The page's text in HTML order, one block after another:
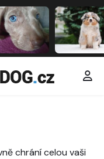
chrání celou vaši